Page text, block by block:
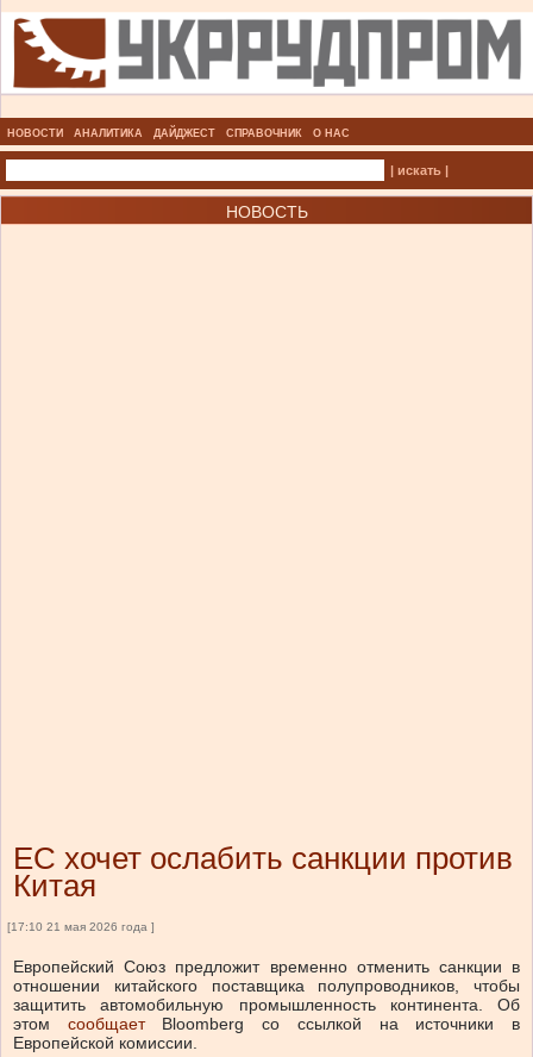
НОВОСТИ АНАЛИТИКА ДАЙДЖЕСТ СПРАВОЧНИК О НАС
| искать |
НОВОСТЬ
ЕС хочет ослабить санкции против
Китая
[17:10 21 мая 2026 года ]
Европейский Союз предложит временно отменить санкции в
отношении китайского поставщика полупроводников, чтобы
защитить автомобильную промышленность континента.
Об
этом
сообщает
Bloomberg со ссылкой на источники в
Европейской комиссии.